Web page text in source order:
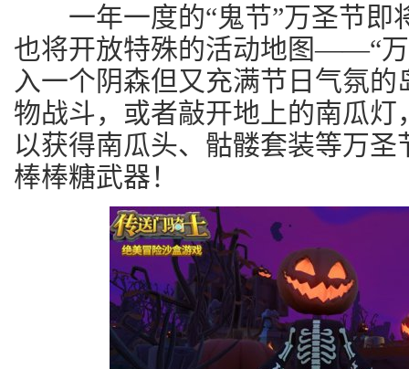
一年一度的“鬼节”万圣节即
也将开放特殊的活动地图——“
入一个阴森但又充满节日气氛
物战斗，或者敲开地上的南瓜
以获得南瓜头、骷髅套装等万
棒棒糖武器！